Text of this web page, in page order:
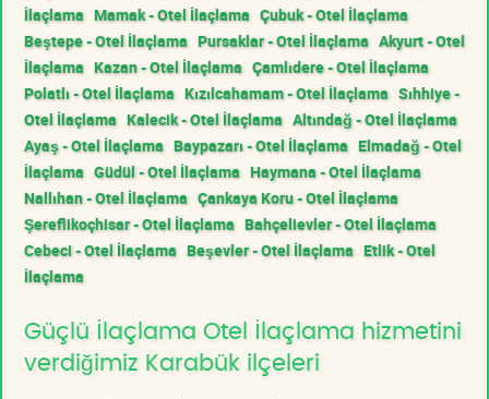
İlaçlama Mamak - Otel İlaçlama Çubuk - Otel İlaçlama
Beştepe - Otel İlaçlama Pursaklar - Otel İlaçlama Akyurt - Otel
İlaçlama Kazan - Otel İlaçlama Çamlıdere - Otel İlaçlama
Polatlı - Otel İlaçlama Kızılcahamam - Otel İlaçlama Sıhhiye -
Otel İlaçlama Kalecik - Otel İlaçlama Altındağ - Otel İlaçlama
Ayaş - Otel İlaçlama Baypazarı - Otel İlaçlama Elmadağ - Otel
İlaçlama Güdül - Otel İlaçlama Haymana - Otel İlaçlama
Nallıhan - Otel İlaçlama Çankaya Koru - Otel İlaçlama
Şereflikoçhisar - Otel İlaçlama Bahçelievler - Otel İlaçlama
Cebeci - Otel İlaçlama Beşevler - Otel İlaçlama Etlik - Otel
İlaçlama
Güçlü İlaçlama Otel İlaçlama hizmetini
verdiğimiz Karabük ilçeleri